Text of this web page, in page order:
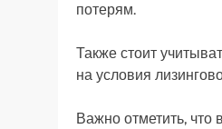
потерям.
Также стоит
на условия
Важно отметить, что